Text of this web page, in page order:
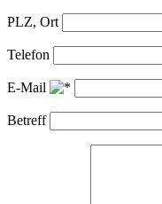
PLZ, Ort
Telefon
E-Mail
Betreff